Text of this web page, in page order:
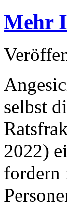
Mehr
selbst
2022)
fordern